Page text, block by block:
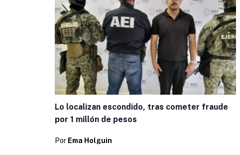
Lo localizan escondido, tras cometer fraude
por 1 millón de pesos
Por Ema Holguin